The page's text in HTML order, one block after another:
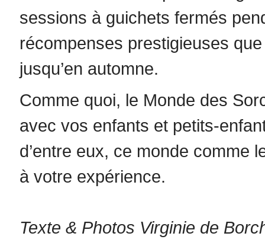
sessions à guichets fermés
récompenses prestigieuses que
jusqu’en automne.
Comme quoi, le Monde des
avec vos enfants et petits-
d’entre eux, ce monde comme
à votre expérience.
Texte & Photos Virginie de